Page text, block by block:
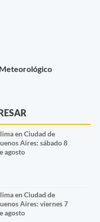
en Ciudad de
Aires: sábado 8
agosto
en Ciudad de
Aires: viernes 7
agosto